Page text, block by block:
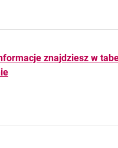
znajdziesz w